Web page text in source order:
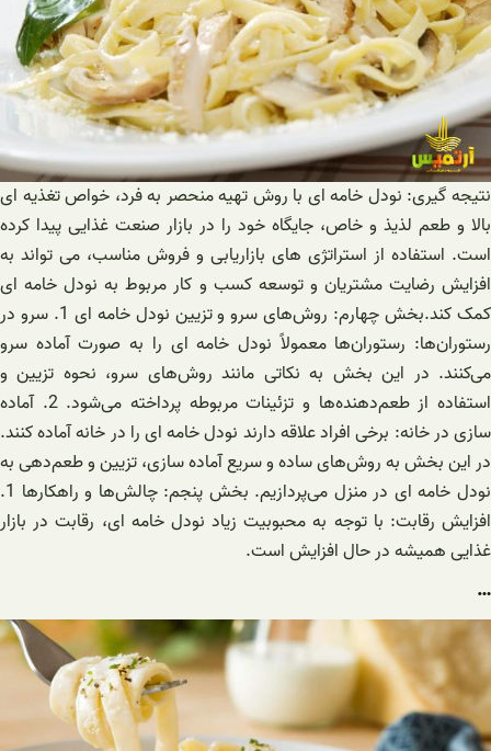
نتیجه گیری: نودل خامه ای با روش تهیه منحصر به فرد، خواص تغذیه ای
بالا و طعم لذیذ و خاص، جایگاه خود را در بازار صنعت غذایی پیدا کرده
است. استفاده از استراتژی های بازاریابی و فروش مناسب، می تواند به
افزایش رضایت مشتریان و توسعه کسب و کار مربوط به نودل خامه ای
کمک کند.بخش چهارم: روش‌های سرو و تزیین نودل خامه ای 1. سرو در
رستوران‌ها: رستوران‌ها معمولاً نودل خامه ای را به صورت آماده سرو
می‌کنند. در این بخش به نکاتی مانند روش‌های سرو، نحوه تزیین و
استفاده از طعم‌دهنده‌ها و تزئینات مربوطه پرداخته می‌شود. 2. آماده
سازی در خانه: برخی افراد علاقه دارند نودل خامه ای را در خانه آماده کنند.
در این بخش به روش‌های ساده و سریع آماده سازی، تزیین و طعم‌دهی به
نودل خامه ای در منزل می‌پردازیم. بخش پنجم: چالش‌ها و راهکارها 1.
افزایش رقابت: با توجه به محبوبیت زیاد نودل خامه ای، رقابت در بازار
غذایی همیشه در حال افزایش است.
…